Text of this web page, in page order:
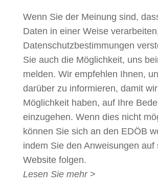
Wenn Sie der Meinung sind,
Daten in einer Weise
Datenschutzbestimmungen
Sie auch die Möglichkeit, uns
melden. Wir empfehlen Ihnen,
darüber zu informieren, damit
Möglichkeit haben, auf Ihre
einzugehen. Wenn dies nicht
können Sie sich an den EDÖB
indem Sie den Anweisungen auf
Websitefolgen.
Lesen Sie mehr >